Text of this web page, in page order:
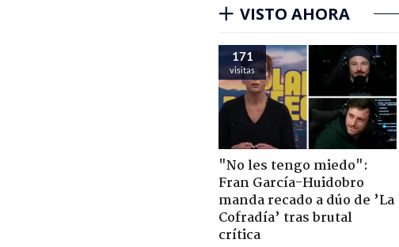
VISTO AHORA
171
visitas
"No les tengo miedo":
Fran García-Huidobro
manda recado a dúo de ’La
Cofradía’ tras brutal
crítica